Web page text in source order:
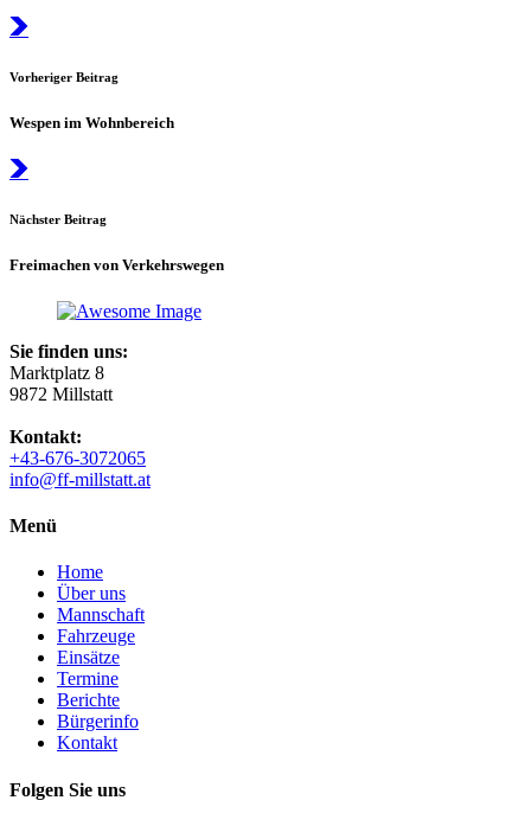
Vorheriger Beitrag
Wespen im Wohnbereich
Nächster Beitrag
Freimachen von Verkehrswegen
Sie finden uns:
Marktplatz 8
9872 Millstatt
Kontakt:
+43-676-3072065
info@ff-millstatt.at
Menü
Home
Über uns
Mannschaft
Fahrzeuge
Einsätze
Termine
Berichte
Bürgerinfo
Kontakt
Folgen Sie uns